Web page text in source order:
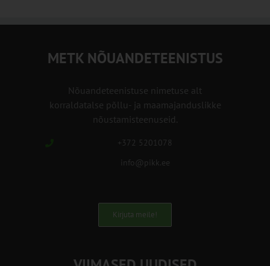
METK NÕUANDETEENISTUS
Nõuandeteenistuse nimetuse alt
korraldatalse põllu- ja maamajanduslikke
nõustamisteenuseid.
+372 5201078
info@pikk.ee
Kirjuta meile!